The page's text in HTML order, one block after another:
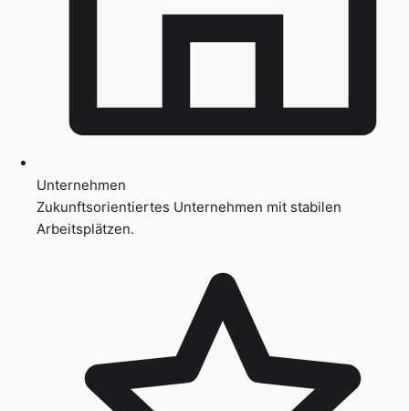
Unternehmen
Zukunftsorientiertes Unternehmen mit stabilen
Arbeitsplätzen.